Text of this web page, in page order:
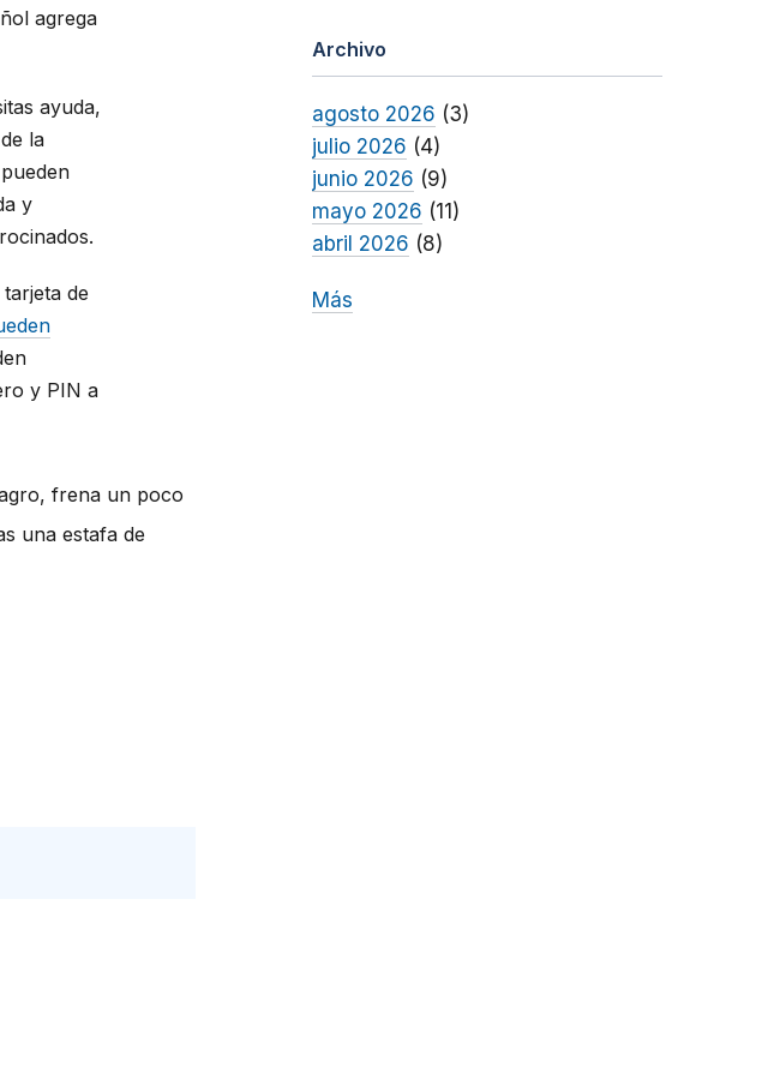
agrega
ayuda,
la
y
de
y PIN a
frena un poco
una estafa de
Archivo
agosto 2026 (3)
julio 2026 (4)
junio 2026 (9)
mayo 2026 (11)
abril 2026 (8)
Más